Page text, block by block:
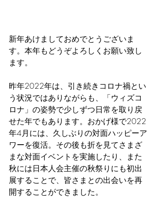
新年あけましておめでとうございま
す。本年もどうぞよろしくお願い致し
ます。
昨年2022年は、引き続きコロナ禍とい
う状況ではありながらも、「ウィズコ
ロナ」の姿勢で少しずつ日常を取り戻
せた年でもあります。おかげ様で2022
年4月には、久しぶりの対面ハッピーア
ワーを復活。その後も折を見てさまざ
まな対面イベントを実施したり、また
秋には日本人会主催の秋祭りにも初出
展することで、皆さまとの出会いを再
開することができました。